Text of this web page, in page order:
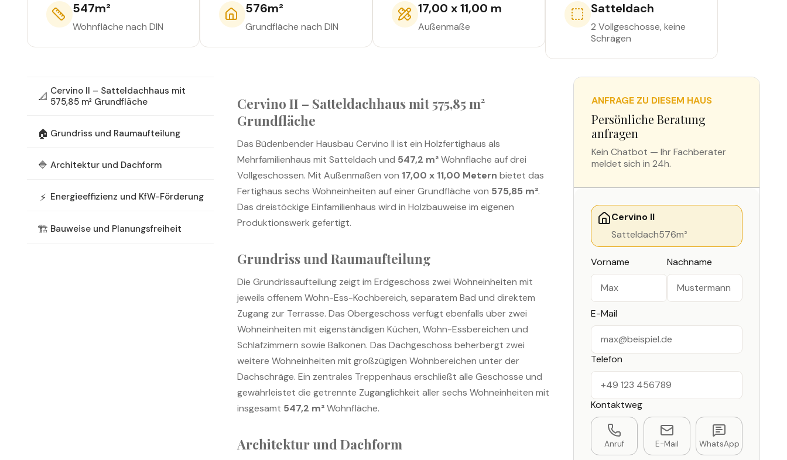
547m²
Wohnfläche nach DIN
576m²
Grundfläche nach DIN
17,00 x 11,00 m
Außenmaße
Satteldach
2 Vollgeschosse, keine
Schrägen
📐 Cervino II – Satteldachhaus mit
575,85 m² Grundfläche
🏠 Grundriss und Raumaufteilung
🔷 Architektur und Dachform
⚡ Energieeffizienz und KfW-Förderung
🏗️ Bauweise und Planungsfreiheit
Cervino II – Satteldachhaus mit 575,85 m²
Grundfläche
Das Büdenbender Hausbau Cervino II ist ein Holzfertighaus als
Mehrfamilienhaus mit Satteldach und 547,2 m²Wohnfläche auf drei
Vollgeschossen. Mit Außenmaßen von 17,00 x 11,00 Metern bietet das
Fertighaus sechs Wohneinheiten auf einer Grundfläche von 575,85 m².
Das dreistöckige Einfamilienhaus wird in Holzbauweise im eigenen
Produktionswerk gefertigt.
Grundriss und Raumaufteilung
Die Grundrissaufteilung zeigt im Erdgeschoss zwei Wohneinheiten mit
jeweils offenem Wohn-Ess-Kochbereich, separatem Bad und direktem
Zugang zur Terrasse. Das Obergeschoss verfügt ebenfalls über zwei
Wohneinheiten mit eigenständigen Küchen, Wohn-Essbereichen und
Schlafzimmern sowie Balkonen. Das Dachgeschoss beherbergt zwei
weitere Wohneinheiten mit großzügigen Wohnbereichen unter der
Dachschräge. Ein zentrales Treppenhaus erschließt alle Geschosse und
gewährleistet die getrennte Zugänglichkeit aller sechs Wohneinheiten mit
insgesamt 547,2 m²Wohnfläche.
Architektur und Dachform
ANFRAGE ZU DIESEM HAUS
Persönliche Beratung
anfragen
Kein Chatbot — Ihr Fachberater
meldet sich in 24h.
Cervino II
Satteldach576m²
Vorname Nachname
E-Mail
Telefon
Kontaktweg
Anruf E-Mail WhatsApp